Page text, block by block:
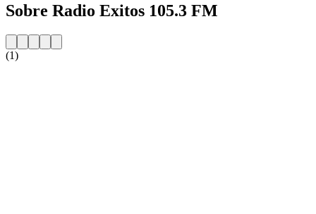
Sobre Radio Exitos 105.3 FM
(1)